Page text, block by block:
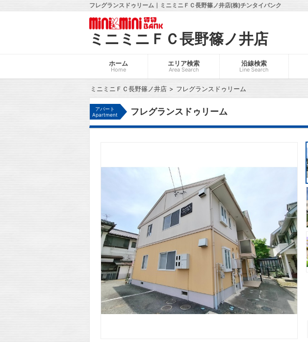
フレグランスドゥリーム｜ミニミニＦＣ長野篠ノ井店(株)チンタイバンク
ミニミニＦＣ長野篠ノ井店
ホーム
Home
エリア検索
Area Search
沿線検索
Line Search
ミニミニＦＣ長野篠ノ井店 フレグランスドゥリーム
アパート
Apartment
フレグランスドゥリーム